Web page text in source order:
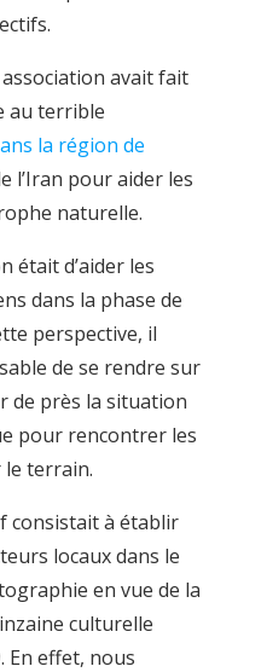
avait fait
au terrible
la région de
l’Iran pour aider les
naturelle.
était d’aider les
dans la phase de
perspective, il
de se rendre sur
de près la situation
pour rencontrer les
terrain.
consistait à établir
locaux dans le
en vue de la
culturelle
En effet, nous